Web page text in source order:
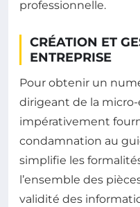
professionnelle.
CRÉATION ET
ENTREPRISE
Pour obtenir un
dirigeant de la
impérativement
condamnation au
simplifie les
l’ensemble des
validité des